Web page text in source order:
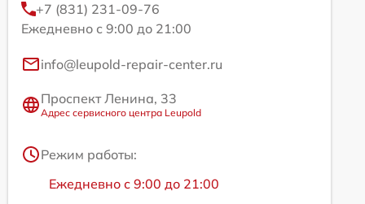
+7 (831) 231-09-76
Ежедневно с 9:00 до 21:00
info@leupold-repair-center.ru
Проспект Ленина, 33
Адрес сервисного центра Leupold
Режим работы:
Ежедневно с 9:00 до 21:00